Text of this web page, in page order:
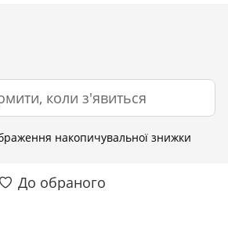
коли з'явиться
накопичувальної знижки
До обраного